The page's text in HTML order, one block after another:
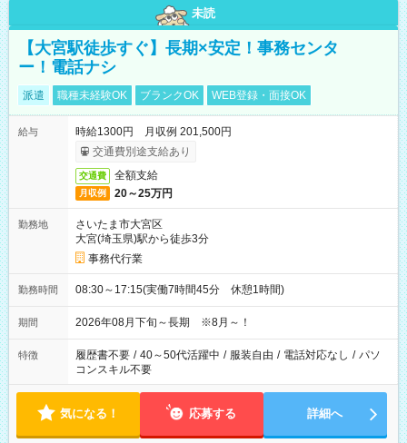
未読
【大宮駅徒歩すぐ】長期×安定！事務センタ
ー！電話ナシ
派遣 職種未経験OK ブランクOK WEB登録・面接OK
給与
時給1300円 月収例 201,500円
交通費別途支給あり
交通費 全額支給
月収例 20～25万円
勤務地
さいたま市大宮区
大宮(埼玉県)駅から徒歩3分
事務代行業
勤務時間 08:30～17:15(実働7時間45分 休憩1時間)
期間 2026年08月下旬～長期 ※8月～！
特徴 履歴書不要 / 40～50代活躍中 / 服装自由 / 電話対応なし / パソ
コンスキル不要
気になる！ 応募する 詳細へ